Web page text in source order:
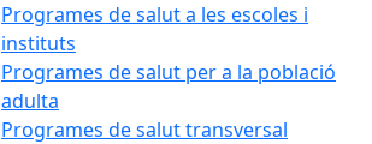
Programes de salut a les escoles i
instituts
Programes de salut per a la població
adulta
Programes de salut transversal